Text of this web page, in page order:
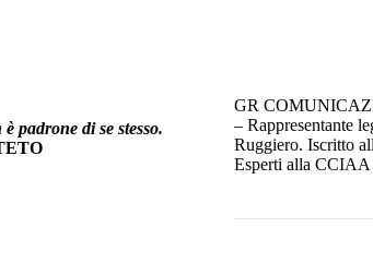
padrone di se stesso.
GR
– Rappresentante
Ruggiero. Iscritto
Esperti alla CCIAA